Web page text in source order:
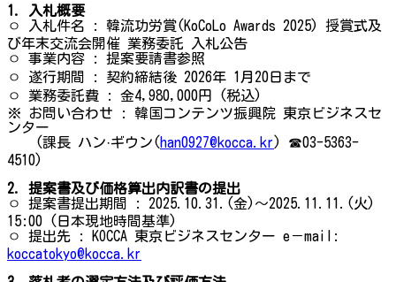
1. 入札概要
ㅇ 入札件名 : 韓流功労賞(KoCoLo Awards 2025) 授賞式及
び年末交流会開催 業務委託 入札公告
ㅇ 事業内容 : 提案要請書参照
ㅇ 遂行期間 : 契約締結後 2026年 1月20日まで
ㅇ 業務委託費 : 金4,980,000円 (税込)
※ お問い合わせ : 韓国コンテンツ振興院 東京ビジネスセ
ンター
(課長 ハン·ギウン( han0927@kocca.kr) ☎03-5363-
4510)
2. 提案書及び価格算出内訳書の提出
ㅇ 提案書提出期間 : 2025.10.31.(金)〜2025.11.11.(火)
15:00 (日本現地時間基準)
ㅇ 提出先 : KOCCA 東京ビジネスセンター e－mail:
koccatokyo@kocca.kr